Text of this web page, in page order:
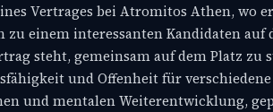
Vertrages bei Atromitos Athen, wo
einem interessanten Kandidaten
steht, gemeinsam auf dem Platz
und Offenheit für
und mentalen Weiterentwicklung,